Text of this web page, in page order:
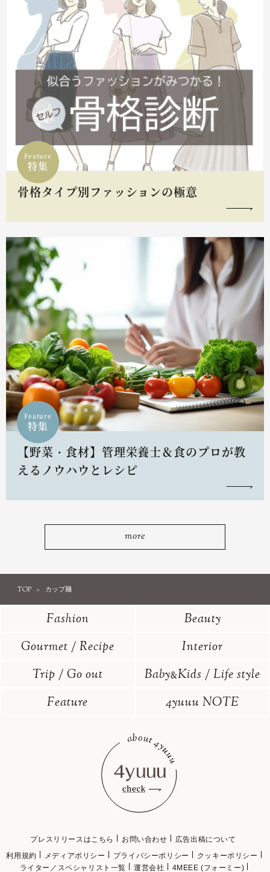
Feature
特集
骨格タイプ別ファッションの極意
Feature
特集
【野菜・食材】管理栄養士＆食のプロが教
えるノウハウとレシピ
more
TOP カップ麺
Fashion
Beauty
Gourmet / Recipe
Interior
Trip / Go out
Baby&Kids / Life style
Feature
4yuuu NOTE
プレスリリースはこちら お問い合わせ
広告出稿について
利用規約
メディアポリシー プライバシーポリシー
クッキーポリシー
ライター／スペシャリスト一覧
運営会社 4MEEE (フォーミー)